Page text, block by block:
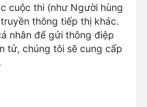
cuộc thi (như Người hùng
thông tiếp thị khác.
nhân để gửi thông điệp
tử, chúng tôi sẽ cung cấp